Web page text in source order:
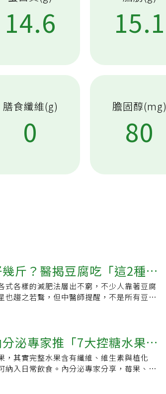
14.6 15.1
膳食纖維(g)
0
膽固醇(mg)
80
斤？醫揭豆腐吃「這2種最
式各樣的減肥法層出不窮，不少人靠著豆腐
也趨之若鶩，但中醫師提醒，不是所有豆腐
粉絲頁邀請中醫師宋宛蓁發文指出，豆腐
有約34～40%的蛋白質，為所有植物性食物
來源的主要供給者；黃豆常被拿來製造各
豆乾、素雞、百頁、凍豆腐等食品。她提
有胰蛋白酶抑制劑，需加熱烹煮才會被分
泌專家推「7大控糖水果」
，其實完整水果含有纖維、維生素與植化
納入日常飲食。內分泌專家分享，莓果、蘋